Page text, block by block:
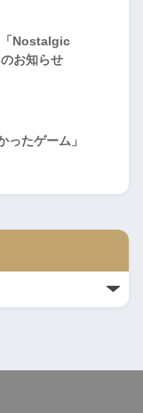
「Nostalgic
お知らせ
ったゲーム」